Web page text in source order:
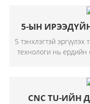
5-ЫН
5 тэнхлэгтэй
технологи нь ердийн
CNC TU-ИЙН